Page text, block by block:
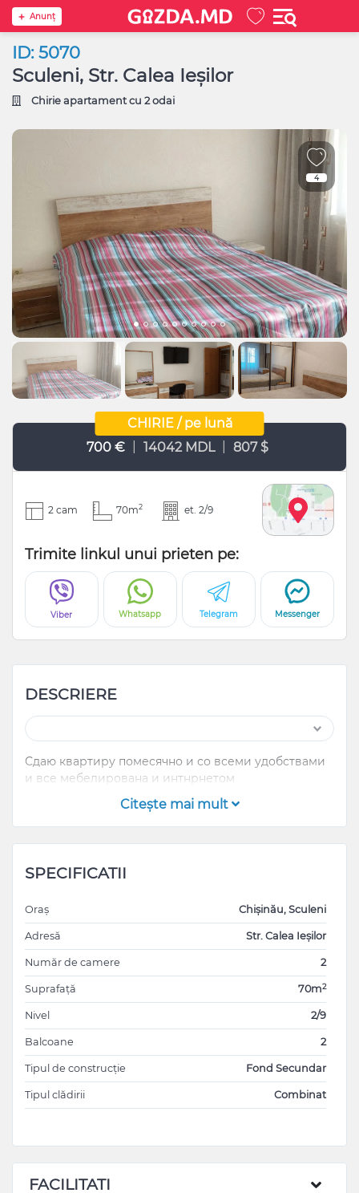
Anunţ
ID: 5070
Sculeni, Str. Calea Ieșilor
Chirie apartament cu 2 odai
4
CHIRIE / pe lună
700 €
14042 MDL 807 $
2 cam 70m2 et. 2/9
Trimite linkul unui prieten pe:
Viber Whatsapp Telegram Messenger
DESCRIERE
Сдаю квартиру помесячно и со всеми удобствами
и все мебелирована и интнрнетом
Citeşte mai mult
SPECIFICATII
Oraș Chișinău, Sculeni
Adresă Str. Calea Ieșilor
Număr de camere 2
Suprafață 70m2
Nivel 2/9
Balcoane 2
Tipul de construcție Fond Secundar
Tipul clădirii Combinat
FACILITATI